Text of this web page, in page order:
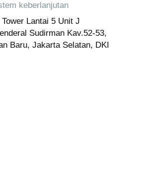
keberlanjutan
Lantai 5 Unit J
Sudirman Kav.52-53,
Baru, Jakarta Selatan, DKI